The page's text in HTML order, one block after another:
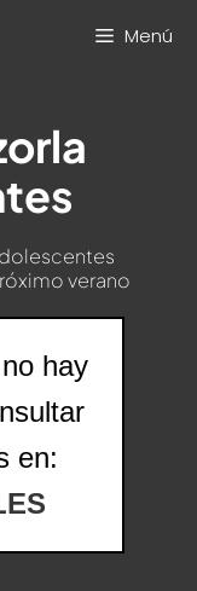
Menú
verano
hay
en: